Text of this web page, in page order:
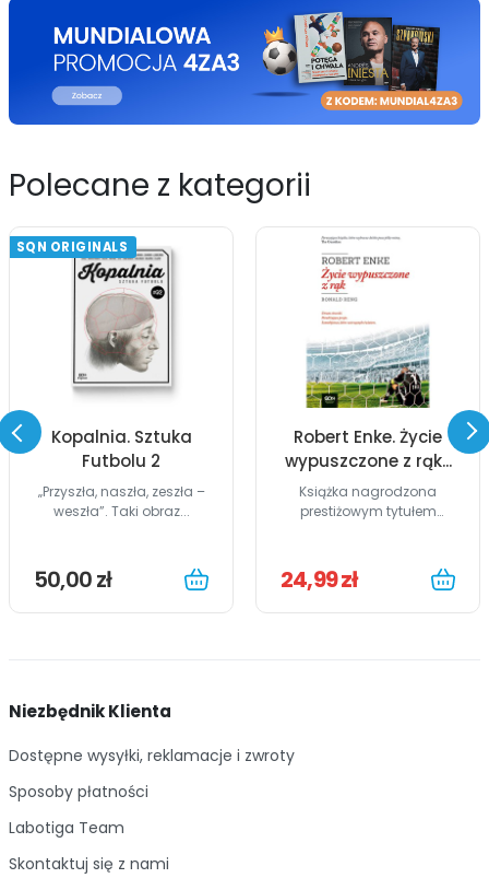
Polecane z kategorii
SQN ORIGINALS
Kopalnia. Sztuka
Futbolu 2
„Przyszła, naszła, zeszła –
weszła”. Taki obraz...
50,00 zł
Robert Enke. Życie
wypuszczone z rąk...
Książka nagrodzona
prestiżowym tytułem
24,99 zł
Niezbędnik Klienta
Dostępne wysyłki, reklamacje i zwroty
Sposoby płatności
Labotiga Team
Skontaktuj się z nami